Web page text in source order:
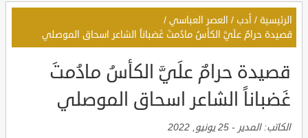
الرئيسية / أدب / العصر العباسي /
قصيدة حرامٌ علَيَّ الكأسُ مادُمتَ غَضباناً الشاعر اسحاق الموصلي
قصيدة حرامٌ علَيَّ الكأسُ مادُمتَ
غَضباناً الشاعر اسحاق الموصلي
الكاتب:المدير - 25 يونيو, 2022